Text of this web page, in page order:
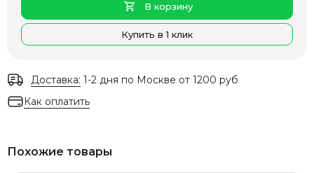
В корзину
Купить в 1 клик
Доставка: 1-2 дня по Москве от 1200 руб
Как оплатить
Похожие товары